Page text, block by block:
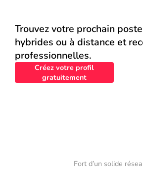
Trouvez votre prochain
hybrides ou à distance et
professionnelles.
Créez votre profil
gratuitement
Fort d’un solide